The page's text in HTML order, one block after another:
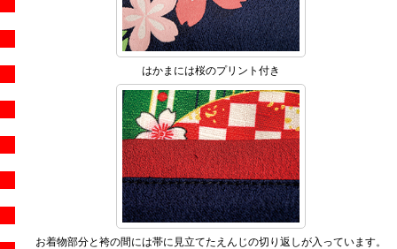
はかまには桜のプリント付き
お着物部分と袴の間には帯に見立てたえんじの切り返しが入っています。